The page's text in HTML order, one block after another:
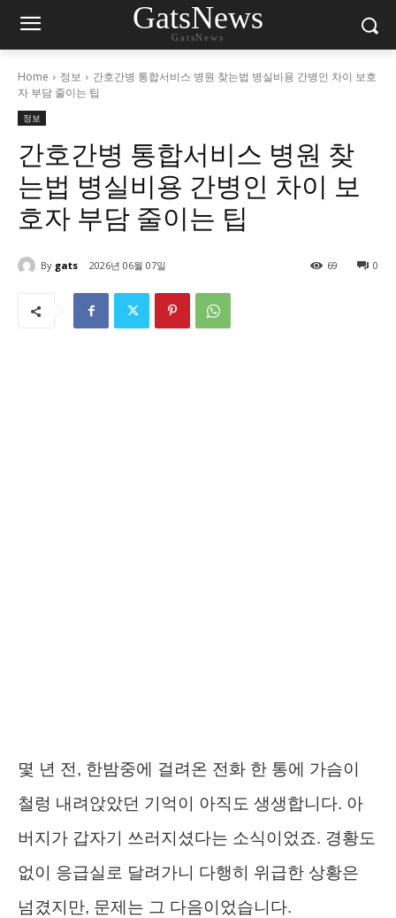
GatsNews
GatsNews
Home 정보
간호간병 통합서비스 병원 찾는법 병실비용 간병인 차이 보호
자 부담 줄이는 팁
정보
간호간병 통합서비스 병원 찾
는법 병실비용 간병인 차이 보
호자 부담 줄이는 팁
By gats 2026년 06월 07일 0
69
몇 년 전, 한밤중에 걸려온 전화 한 통에 가슴이
철렁 내려앉았던 기억이 아직도 생생합니다. 아
버지가 갑자기 쓰러지셨다는 소식이었죠. 경황도
없이 응급실로 달려가니 다행히 위급한 상황은
넘겼지만, 문제는 그 다음이었습니다.